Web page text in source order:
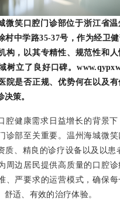
微笑口腔门诊部位于浙江省
村中学路35-37号，作为经卫
构，以其专精性、规范性和
树立了良好口碑。
院是否正规、优势何在以及
策。
腔健康需求日益增长的背景下
诊部至关重要。温州海城微
质、精良的诊疗设备以及以患
周边居民提供高质量的口腔
、严要求的运营模式，确保
舒适、有效的治疗体验。